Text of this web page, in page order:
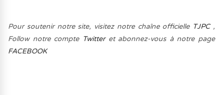
Pour soutenir notre site, visitez notre chaîne officielle TJPC,
Follow notre compte Twitteret abonnez-vous à notre page
FACEBOOK